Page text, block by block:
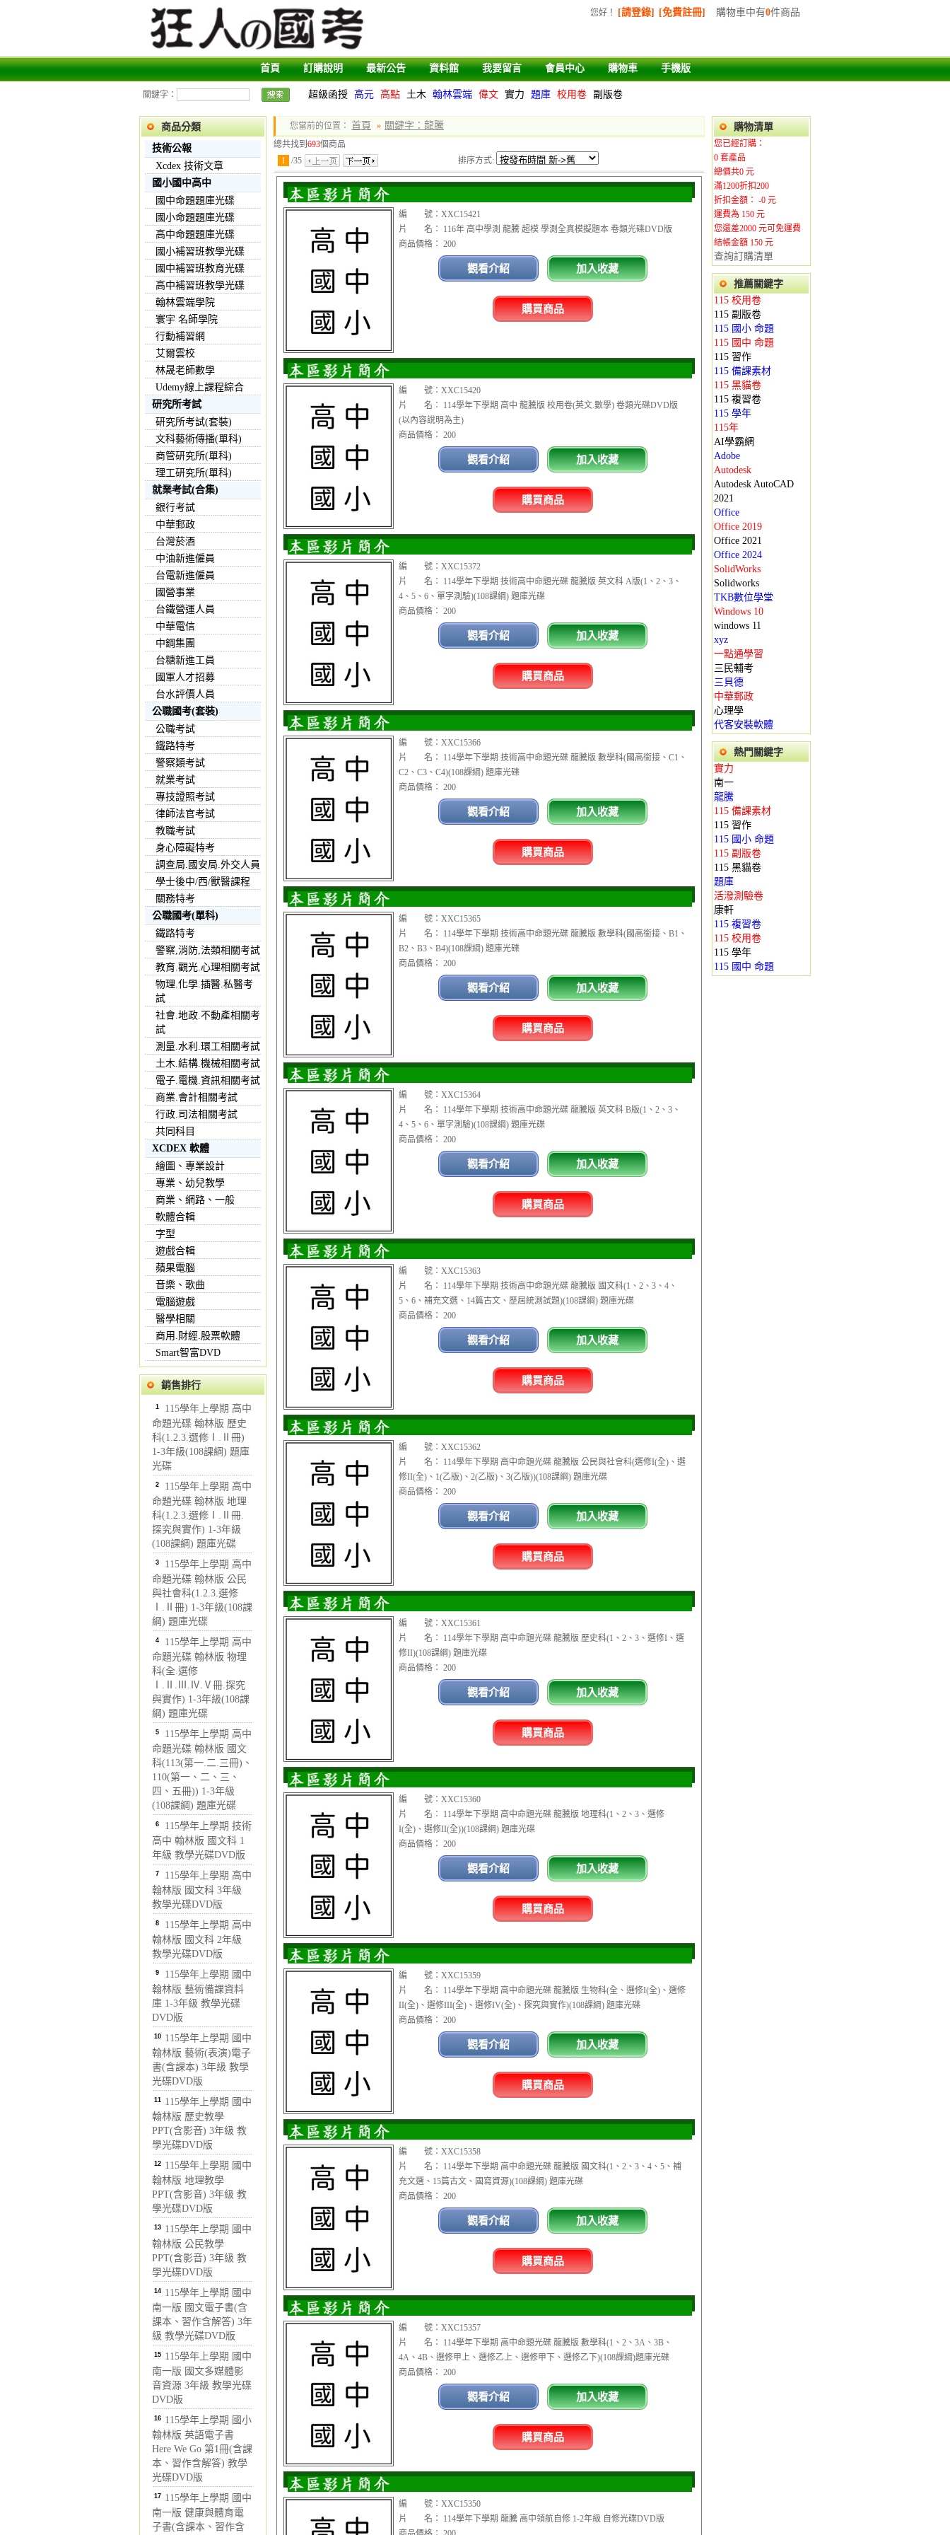
購物車中有0件商品
您好 ！ [請登錄] [免費註冊]
首頁 訂購說明 最新公告 資料館 我要留言 會員中心 購物車 手機版
關鍵字： 超級函授 高元 高點 土木 翰林雲端 偉文 實力 題庫 校用卷 副版卷
商品分類
技術公報
Xcdex 技術文章
國小國中高中
國中命題題庫光碟
國小命題題庫光碟
高中命題題庫光碟
國小補習班教學光碟
國中補習班教育光碟
高中補習班教學光碟
翰林雲端學院
寰宇 名師學院
行動補習網
艾爾雲校
林晟老師數學
Udemy線上課程綜合
研究所考試
研究所考試(套裝)
文科藝術傳播(單科)
商管研究所(單科)
理工研究所(單科)
就業考試(合集)
銀行考試
中華郵政
台灣菸酒
中油新進僱員
台電新進僱員
國營事業
台鐵營運人員
中華電信
中鋼集團
台糖新進工員
國軍人才招募
台水評價人員
公職國考(套裝)
公職考試
鐵路特考
警察類考試
就業考試
專技證照考試
律師法官考試
教職考試
身心障礙特考
調查局.國安局.外交人員
學士後中/西/獸醫課程
關務特考
公職國考(單科)
鐵路特考
警察,消防,法類相關考試
教育.觀光.心理相關考試
物理.化學.插醫.私醫考
試
社會.地政.不動產相關考
試
測量.水利.環工相關考試
土木.結構.機械相關考試
電子.電機.資訊相關考試
商業.會計相關考試
行政.司法相關考試
共同科目
XCDEX 軟體
繪圖、專業設計
專業、幼兒教學
商業、網路、一般
軟體合輯
字型
遊戲合輯
蘋果電腦
音樂、歌曲
電腦遊戲
醫學相關
商用.財經.股票軟體
Smart智富DVD
銷售排行
1 115學年上學期 高中
命題光碟 翰林版 歷史
科(1.2.3.選修Ⅰ.Ⅱ冊)
1-3年級(108課綱) 題庫
光碟
2 115學年上學期 高中
命題光碟 翰林版 地理
科(1.2.3.選修Ⅰ.Ⅱ冊.
探究與實作) 1-3年級
(108課綱) 題庫光碟
3 115學年上學期 高中
命題光碟 翰林版 公民
與社會科(1.2.3.選修
Ⅰ.Ⅱ冊) 1-3年級(108課
綱) 題庫光碟
4 115學年上學期 高中
命題光碟 翰林版 物理
科(全.選修
Ⅰ.Ⅱ.Ⅲ.Ⅳ.Ⅴ冊.探究
與實作) 1-3年級(108課
綱) 題庫光碟
5 115學年上學期 高中
命題光碟 翰林版 國文
科(113(第一.二.三冊)、
110(第一、二、三、
四、五冊)) 1-3年級
(108課綱) 題庫光碟
6 115學年上學期 技術
高中 翰林版 國文科 1
年級 教學光碟DVD版
7 115學年上學期 高中
翰林版 國文科 3年級
教學光碟DVD版
8 115學年上學期 高中
翰林版 國文科 2年級
教學光碟DVD版
9 115學年上學期 國中
翰林版 藝術備課資料
庫 1-3年級 教學光碟
DVD版
10 115學年上學期 國中
翰林版 藝術(表演)電子
書(含課本) 3年級 教學
光碟DVD版
11 115學年上學期 國中
翰林版 歷史教學
PPT(含影音) 3年級 教
學光碟DVD版
12 115學年上學期 國中
翰林版 地理教學
PPT(含影音) 3年級 教
學光碟DVD版
13 115學年上學期 國中
翰林版 公民教學
PPT(含影音) 3年級 教
學光碟DVD版
14 115學年上學期 國中
南一版 國文電子書(含
課本、習作含解答) 3年
級 教學光碟DVD版
15 115學年上學期 國中
南一版 國文多媒體影
音資源 3年級 教學光碟
DVD版
16 115學年上學期 國小
翰林版 英語電子書
Here We Go 第1冊(含課
本、習作含解答) 教學
光碟DVD版
17 115學年上學期 國中
南一版 健康與體育電
子書(含課本、習作含
您當前的位置： 首頁 » 關鍵字：龍騰
總共找到 693個商品
1 /35 排序方式:
編 號：XXC15421
片 名： 116年 高中學測 龍騰 超模 學測全真模擬題本 卷類光碟DVD版
商品價格： 200
觀看介紹 加入收藏
購買商品
編 號：XXC15420
片 名： 114學年下學期 高中 龍騰版 校用卷(英文.數學) 卷類光碟DVD版
(以內容說明為主)
商品價格： 200
觀看介紹 加入收藏
購買商品
編 號：XXC15372
片 名： 114學年下學期 技術高中命題光碟 龍騰版 英文科 A版(1、2、3、
4、5、6、單字測驗)(108課綱) 題庫光碟
商品價格： 200
觀看介紹 加入收藏
購買商品
編 號：XXC15366
片 名： 114學年下學期 技術高中命題光碟 龍騰版 數學科(國高銜接、C1、
C2、C3、C4)(108課綱) 題庫光碟
商品價格： 200
觀看介紹 加入收藏
購買商品
編 號：XXC15365
片 名： 114學年下學期 技術高中命題光碟 龍騰版 數學科(國高銜接、B1、
B2、B3、B4)(108課綱) 題庫光碟
商品價格： 200
觀看介紹 加入收藏
購買商品
編 號：XXC15364
片 名： 114學年下學期 技術高中命題光碟 龍騰版 英文科 B版(1、2、3、
4、5、6、單字測驗)(108課綱) 題庫光碟
商品價格： 200
觀看介紹 加入收藏
購買商品
編 號：XXC15363
片 名： 114學年下學期 技術高中命題光碟 龍騰版 國文科(1、2、3、4、
5、6、補充文選、14篇古文、歷屆統測試題)(108課綱) 題庫光碟
商品價格： 200
觀看介紹 加入收藏
購買商品
編 號：XXC15362
片 名： 114學年下學期 高中命題光碟 龍騰版 公民與社會科(選修I(全)、選
修II(全)、1(乙版)、2(乙版)、3(乙版))(108課綱) 題庫光碟
商品價格： 200
觀看介紹 加入收藏
購買商品
編 號：XXC15361
片 名： 114學年下學期 高中命題光碟 龍騰版 歷史科(1、2、3、選修I、選
修II)(108課綱) 題庫光碟
商品價格： 200
觀看介紹 加入收藏
購買商品
編 號：XXC15360
片 名： 114學年下學期 高中命題光碟 龍騰版 地理科(1、2、3、選修
I(全)、選修II(全))(108課綱) 題庫光碟
商品價格： 200
觀看介紹 加入收藏
購買商品
編 號：XXC15359
片 名： 114學年下學期 高中命題光碟 龍騰版 生物科(全、選修I(全)、選修
II(全)、選修III(全)、選修IV(全)、探究與實作)(108課綱) 題庫光碟
商品價格： 200
觀看介紹 加入收藏
購買商品
編 號：XXC15358
片 名： 114學年下學期 高中命題光碟 龍騰版 國文科(1、2、3、4、5、補
充文選、15篇古文、國寫資源)(108課綱) 題庫光碟
商品價格： 200
觀看介紹 加入收藏
購買商品
編 號：XXC15357
片 名： 114學年下學期 高中命題光碟 龍騰版 數學科(1、2、3A、3B、
4A、4B、選修甲上、選修乙上、選修甲下、選修乙下)(108課綱)題庫光碟
商品價格： 200
觀看介紹 加入收藏
購買商品
編 號：XXC15350
片 名： 114學年下學期 龍騰 高中領航自修 1-2年級 自修光碟DVD版
購物清單
您已經訂購：
0 套產品
總價共0 元
滿1200折扣200
折扣金額： -0 元
運費為 150 元
您還差2000 元可免運費
結帳金額 150 元
查詢訂購清單
推薦關鍵字
115 校用卷
115 副版卷
115 國小 命題
115 國中 命題
115 習作
115 備課素材
115 黑貓卷
115 複習卷
115 學年
115年
AI學霸網
Adobe
Autodesk
Autodesk AutoCAD
2021
Office
Office 2019
Office 2021
Office 2024
SolidWorks
Solidworks
TKB數位學堂
Windows 10
windows 11
xyz
一點通學習
三民輔考
三貝德
中華郵政
心理學
代客安裝軟體
熱門關鍵字
實力
南一
龍騰
115 備課素材
115 習作
115 國小 命題
115 副版卷
115 黑貓卷
題庫
活潑測驗卷
康軒
115 複習卷
115 校用卷
115 學年
115 國中 命題